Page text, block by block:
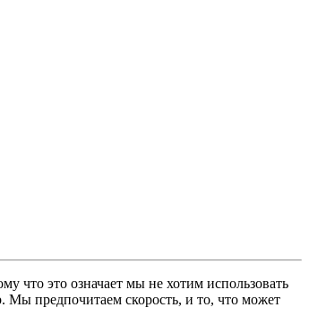
что это означает мы не хотим использовать
Мы предпочитаем скорость, и то, что может